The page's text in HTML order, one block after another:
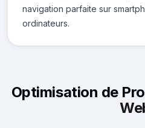
navigation parfaite sur
ordinateurs.
Optimisation de